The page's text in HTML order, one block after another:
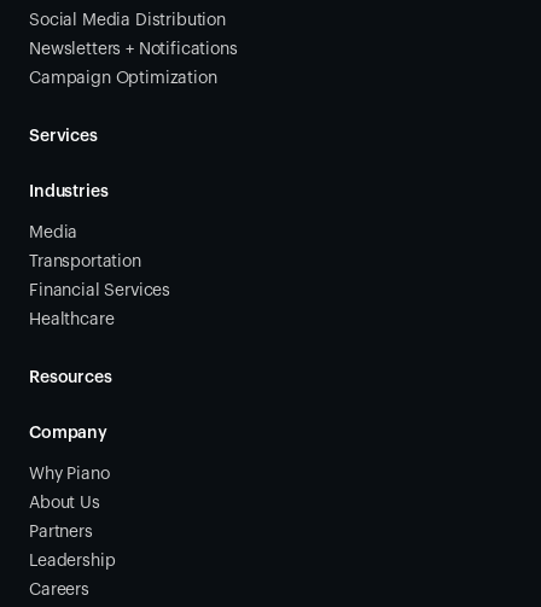
Social Media Distribution
Newsletters + Notifications
Campaign Optimization
Services
Industries
Media
Transportation
Financial Services
Healthcare
Resources
Company
Why Piano
About Us
Partners
Leadership
Careers